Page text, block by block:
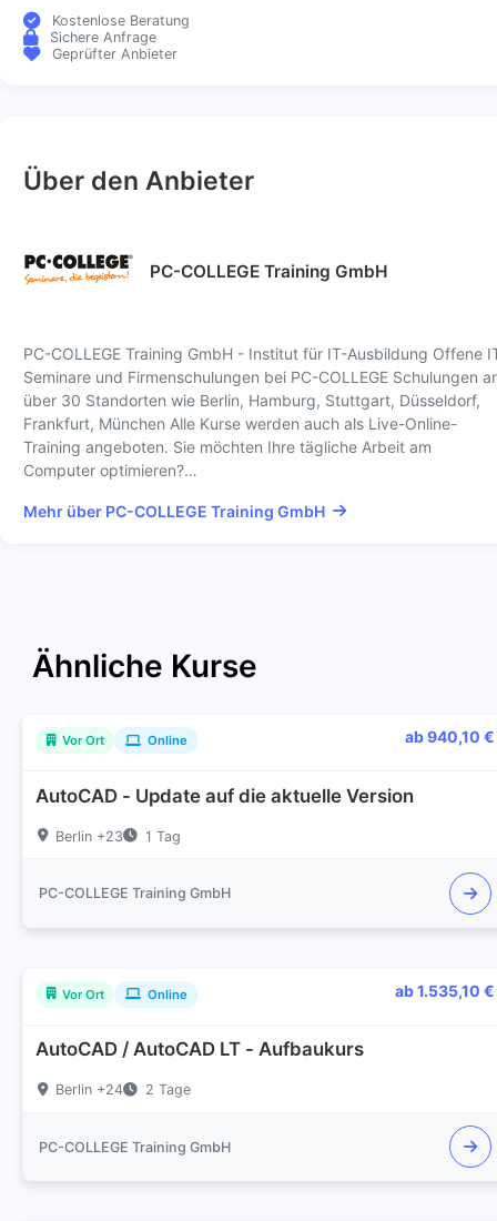
Kostenlose Beratung
Sichere Anfrage
Geprüfter Anbieter
Über den Anbieter
PC-COLLEGE Training GmbH
PC-COLLEGE Training GmbH - Institut für IT-Ausbildung Offene
Seminare und Firmenschulungen bei PC-COLLEGE Schulungen
über 30 Standorten wie Berlin, Hamburg, Stuttgart, Düsseldorf,
Frankfurt, München Alle Kurse werden auch als Live-Online-
Training angeboten. Sie möchten Ihre tägliche Arbeit am
Computer optimieren?…
Mehr über PC-COLLEGE Training GmbH
Ähnliche Kurse
Vor Ort Online ab 940,10 €
AutoCAD - Update auf die aktuelle Version
Berlin +23 1 Tag
PC-COLLEGE Training GmbH
Vor Ort Online ab 1.535,10 €
AutoCAD / AutoCAD LT - Aufbaukurs
Berlin +24 2 Tage
PC-COLLEGE Training GmbH